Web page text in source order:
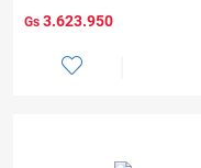
Gs 3.623.950